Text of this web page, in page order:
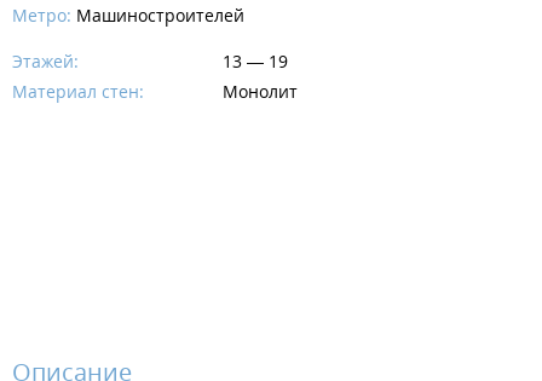
Метро: Машиностроителей
Этажей:
13 — 19
Материал стен:
Монолит
Описание